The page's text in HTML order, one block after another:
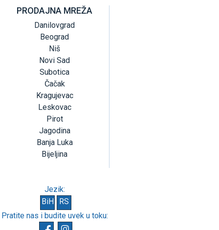
PRODAJNA MREŽA
Danilovgrad
Beograd
Niš
Novi Sad
Subotica
Čačak
Kragujevac
Leskovac
Pirot
Jagodina
Banja Luka
Bijeljina
Jezik:
BiH
RS
Pratite nas i budite uvek u toku: